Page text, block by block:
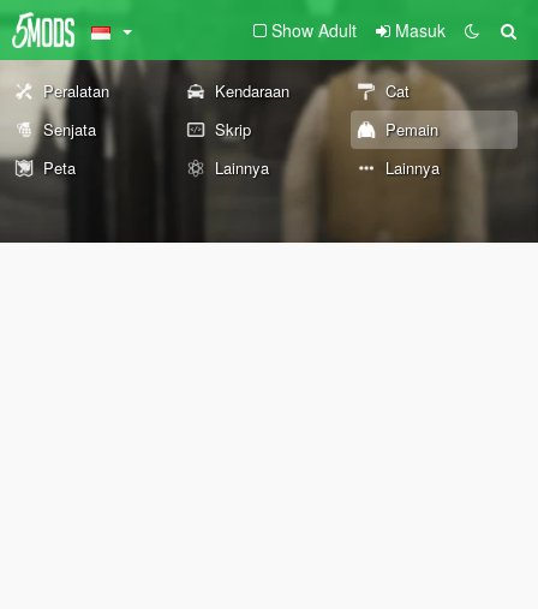
Show Adult Masuk
Peralatan Kendaraan
Cat
Senjata
Skrip
Pemain
Peta
Lainnya Lainnya